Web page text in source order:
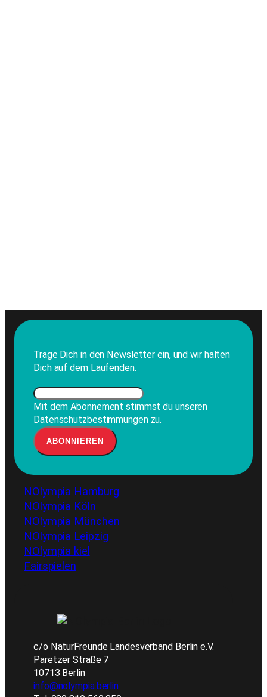
Trage Dich in den Newsletter ein, und wir halten
Dich auf dem Laufenden.
Mit dem Abonnement stimmst du unseren
Datenschutzbestimmungen zu.
NOlympia Hamburg
NOlympia Köln
NOlympia München
NOlympia Leipzig
NOlympia kiel
Fairspielen
c/o NaturFreunde Landesverband Berlin e.V.
Paretzer Straße 7
10713 Berlin
info@nolympia.berlin